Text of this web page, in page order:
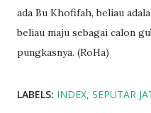
ada Bu Khofifah, beliau
beliau maju sebagai calon
pungkasnya. (RoHa)
LABELS: INDEX SEPUTAR